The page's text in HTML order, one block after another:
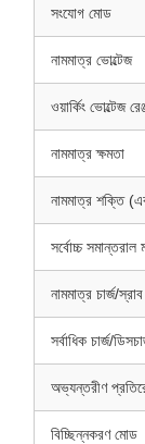
সংযোগ মোড
নামমাত্র ভোল্টেজ
ওয়ার্কিং ভোল্টেজ
নামমাত্র ক্ষমতা
নামমাত্র শক্তি
সর্বোচ্চ সমান্তরাল
নামমাত্র চার্জ/স্রাব
সর্বাধিক চার্জ/
অভ্যন্তরীণ
বিচ্ছিন্নকরণ মোড